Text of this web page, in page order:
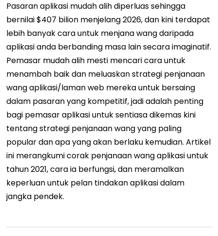
Pasaran aplikasi mudah alih diperluas sehingga
bernilai $407 bilion menjelang 2026, dan kini terdapat
lebih banyak cara untuk menjana wang daripada
aplikasi anda berbanding masa lain secara imaginatif.
Pemasar mudah alih mesti mencari cara untuk
menambah baik dan meluaskan strategi penjanaan
wang aplikasi/laman web mereka untuk bersaing
dalam pasaran yang kompetitif, jadi adalah penting
bagi pemasar aplikasi untuk sentiasa dikemas kini
tentang strategi penjanaan wang yang paling
popular dan apa yang akan berlaku kemudian. Artikel
ini merangkumi corak penjanaan wang aplikasi untuk
tahun 2021, cara ia berfungsi, dan meramalkan
keperluan untuk pelan tindakan aplikasi dalam
jangka pendek.